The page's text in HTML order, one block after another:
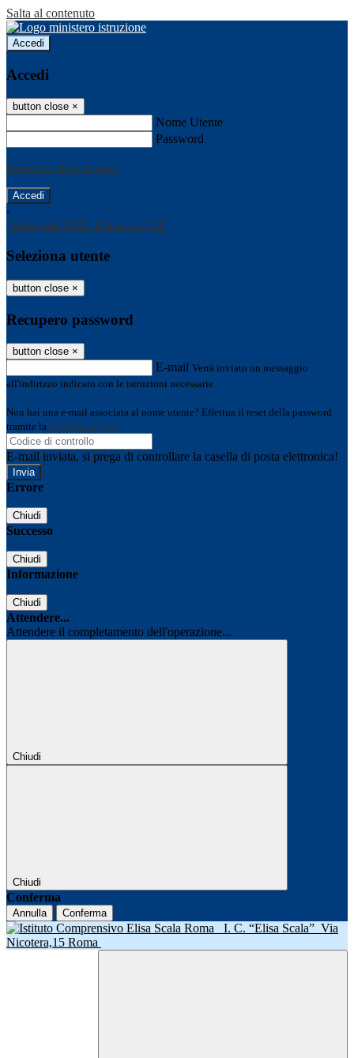
Salta al contenuto
Accedi
Accedi
button close ×
Nome Utente
Password
Password dimenticata?
-
Entra con SPID Entra con CIE
Seleziona utente
button close ×
Recupero password
button close ×
E-mail Verrà inviato un messaggio
all'indirizzo indicato con le istruzioni necessarie.
Non hai una e-mail associata al nome utente? Effettua il reset della password
tramite la Login Spaggiari
E-mail inviata, si prega di controllare la casella di posta elettronica!
Errore
Chiudi
Successo
Chiudi
Informazione
Chiudi
Attendere...
Attendere il completamento dell'operazione...
Chiudi
Chiudi
Conferma
Annulla Conferma
I. C. “Elisa Scala” Via
Nicotera,15 Roma